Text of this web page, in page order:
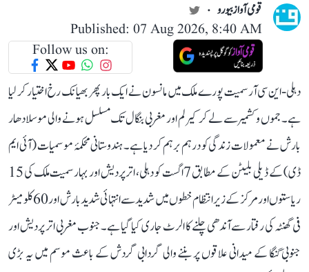
قومی آواز بیورو
Published: 07 Aug 2026, 8:40 AM
Follow us on:
دہلی-این سی آر سمیت پورے ملک میں مانسون نے ایک بار پھر بھیانک رخ اختیار کر لیا
ہے۔ جموں و کشمیر سے لے کر کیرلم اور مغربی بنگال تک مسلسل ہونے والی موسلادھار
بارش نے معمولات زندگی کو درہم برہم کر دیا ہے۔ ہندوستانی محکمۂ موسمیات (آئی ایم
ڈی) کے ڈیلی بلیٹن کے مطابق 7 اگست کو دہلی، اتر پردیش اور بہار سمیت ملک کی 15
ریاستوں اور مرکز کے زیر انتظام خطوں میں شدید سے انتہائی شدید بارش اور 60 کلومیٹر
فی گھنٹہ کی رفتار سے آندھی چلنے کا الرٹ جاری کیا گیا ہے۔ جنوب مغربی اتر پردیش اور
جنوبی گنگا کے میدانی علاقوں پر بننے والی گردابی گردش کے باعث موسم میں یہ بڑی